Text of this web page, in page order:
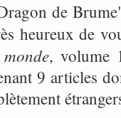
de
heureux de
, volume
9 articles